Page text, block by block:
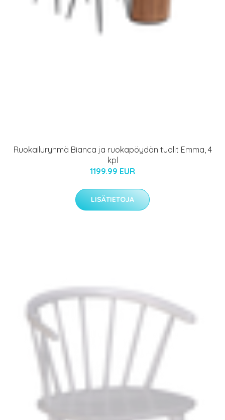
Ruokailuryhmä Bianca ja ruokapöydän tuolit Emma, 4
kpl
1199.99 EUR
LISÄTIETOJA